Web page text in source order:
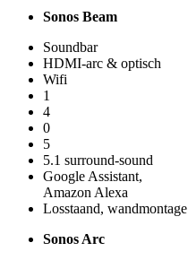
Sonos Beam
Soundbar
HDMI-arc & optisch
Wifi
1
4
0
5
5.1 surround-sound
Google Assistant,
Amazon Alexa
Losstaand, wandmontage
Sonos Arc